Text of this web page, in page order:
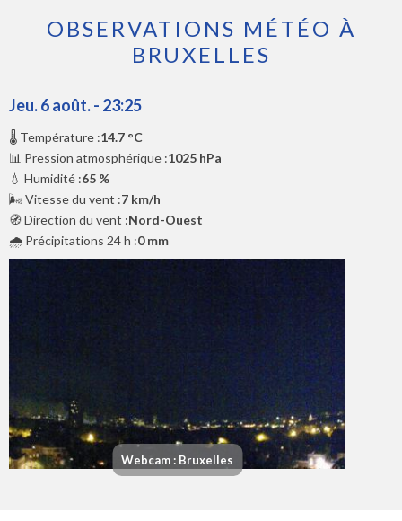
OBSERVATIONS MÉTÉO À
BRUXELLES
Jeu. 6 août. - 23:25
🌡️ Température :14.7 °C
📊 Pression atmosphérique :1025 hPa
💧 Humidité :65 %
🌬️ Vitesse du vent :7 km/h
🧭 Direction du vent :Nord-Ouest
🌧️ Précipitations 24 h :0 mm
Webcam : Bruxelles